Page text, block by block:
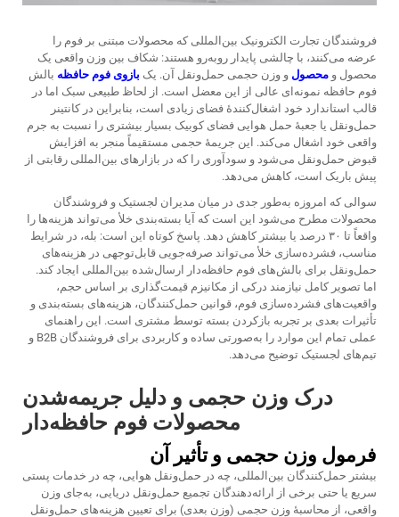
فروشندگان تجارت الکترونیک بین‌المللی که محصولات مبتنی بر فوم را
عرضه می‌کنند، با چالشی پایدار روبه‌رو هستند: شکاف بین وزن واقعی یک
محصول و محصول و وزن حجمی حمل‌ونقل آن. یک بازوی فوم حافظه بالش
فوم حافظه نمونه‌ای عالی از این معضل است. از لحاظ طبیعی سبک اما در
قالب استاندارد خود اشغال‌کنندهٔ فضای زیادی است، بنابراین در کانتینر
حمل‌ونقل یا جعبهٔ حمل هوایی فضای کوبیک بسیار بیشتری را نسبت به جرم
واقعی خود اشغال می‌کند. این جریمهٔ حجمی مستقیماً منجر به افزایش
قبوض حمل‌ونقل می‌شود و سودآوری را که در بازارهای بین‌المللی رقابتی از
پیش باریک است، کاهش می‌دهد.
سوالی که امروزه به‌طور جدی در میان مدیران لجستیک و فروشندگان
محصولات مطرح می‌شود این است که آیا بسته‌بندی خلأ می‌تواند هزینه‌ها را
واقعاً تا ۳۰ درصد یا بیشتر کاهش دهد. پاسخ کوتاه این است: بله، در شرایط
مناسب، فشرده‌سازی خلأ می‌تواند صرفه‌جویی قابل‌توجهی در هزینه‌های
حمل‌ونقل برای بالش‌های فوم حافظه‌دار ارسال‌شده بین‌المللی ایجاد کند.
اما تصویر کامل نیازمند درکی از مکانیزم قیمت‌گذاری بر اساس حجم،
واقعیت‌های فشرده‌سازی فوم، قوانین حمل‌کنندگان، هزینه‌های بسته‌بندی و
تأثیرات بعدی بر تجربه بازکردن بسته توسط مشتری است. این راهنمای
عملی تمام این موارد را به‌صورتی ساده و کاربردی برای فروشندگان B2B و
تیم‌های لجستیک توضیح می‌دهد.
درک وزن حجمی و دلیل جریمه‌شدن
محصولات فوم حافظه‌دار
فرمول وزن حجمی و تأثیر آن
بیشتر حمل‌کنندگان بین‌المللی، چه در حمل‌ونقل هوایی، چه در خدمات پستی
سریع یا حتی برخی از ارائه‌دهندگان تجمیع حمل‌ونقل دریایی، به‌جای وزن
واقعی، از محاسبهٔ وزن حجمی (وزن بعدی) برای تعیین هزینه‌های حمل‌ونقل